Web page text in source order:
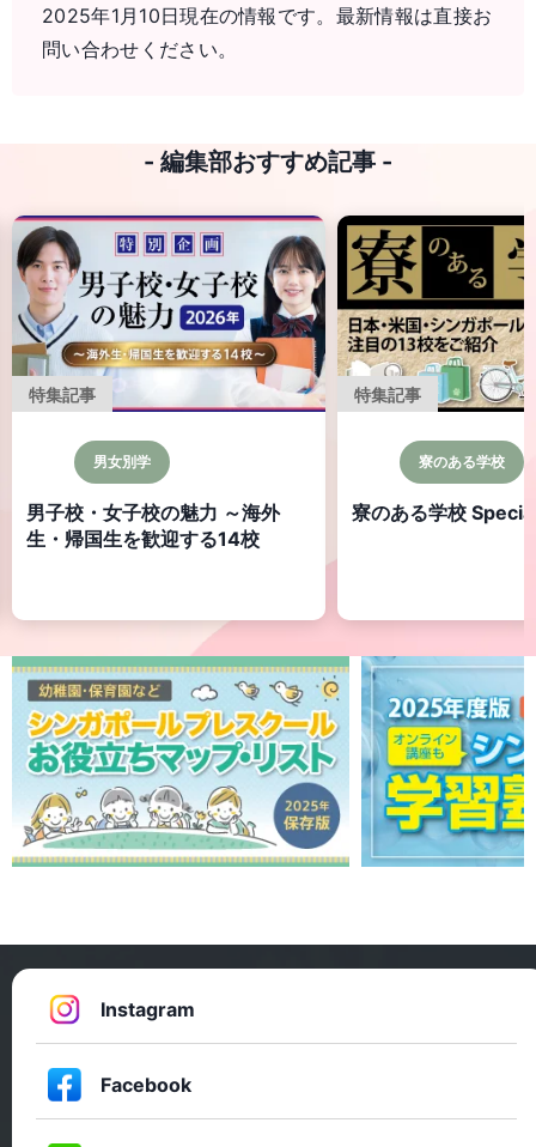
2025年1月10日現在の情報です。最新情報は直接お
問い合わせください。
- 編集部おすすめ記事 -
特集記事
男女別学
男子校・女子校の魅力 ～海外
生・帰国生を歓迎する14校
特集記事
寮のある学校
寮のある学校
Instagram
Facebook